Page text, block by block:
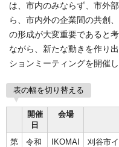
は、市内のみならず、市外
ら、市内外の企業間の共創
の形成が大変重要であると
ながら、新たな動きを作り
ションミーティングを開催し
表の幅を切り替える
開催
日
会場
第
令和
IKOMAI
刈谷市